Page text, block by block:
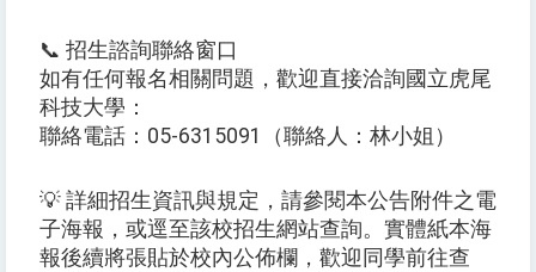
📞 招生諮詢聯絡窗口
如有任何報名相關問題，歡迎直接洽詢國立虎尾
科技大學：
聯絡電話：05-6315091（聯絡人：林小姐）
💡 詳細招生資訊與規定，請參閱本公告附件之電
子海報，或逕至該校招生網站查詢。實體紙本海
報後續將張貼於校內公佈欄，歡迎同學前往查